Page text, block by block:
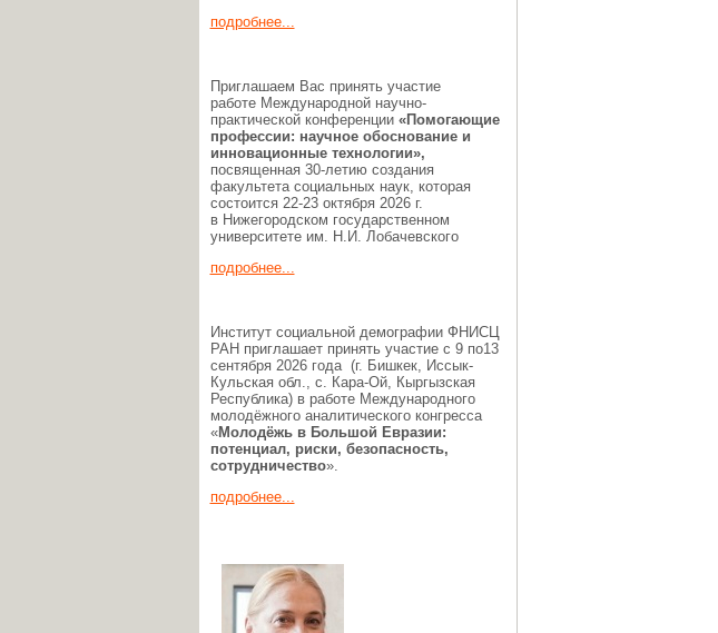
подробнее...
Приглашаем Вас принять участие
работе Международной научно-
практической конференции «Помогающие
профессии: научное обоснование и
инновационные технологии»,
посвященная 30-летию создания
факультета социальных наук, которая
состоится 22-23 октября 2026 г.
в Нижегородском государственном
университете им. Н.И. Лобачевского
подробнее...
Институт социальной демографии ФНИСЦ
РАН приглашает принять участие с 9 по13
сентября 2026 года (г. Бишкек, Иссык-
Кульская обл., c. Кара-Ой, Кыргызская
Республика) в работе Международного
молодёжного аналитического конгресса
«Молодёжь в Большой Евразии:
потенциал, риски, безопасность,
сотрудничество».
подробнее...